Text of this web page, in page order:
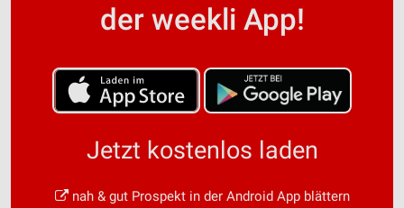
der weekli App!
Jetzt kostenlos laden
nah & gut Prospekt in der Android App blättern